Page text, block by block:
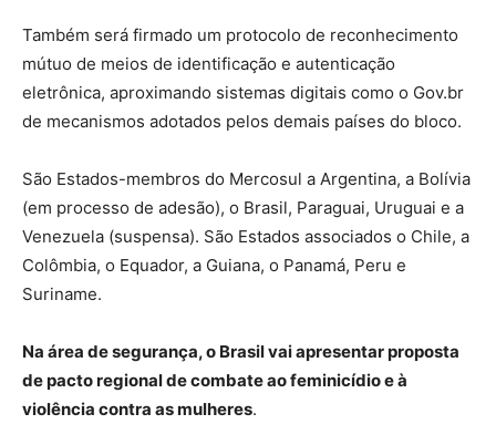
Também será firmado um protocolo de reconhecimento
mútuo de meios de identificação e autenticação
eletrônica, aproximando sistemas digitais como o Gov.br
de mecanismos adotados pelos demais países do bloco.
São Estados-membros do Mercosul a Argentina, a Bolívia
(em processo de adesão), o Brasil, Paraguai, Uruguai e a
Venezuela (suspensa). São Estados associados o Chile, a
Colômbia, o Equador, a Guiana, o Panamá, Peru e
Suriname.
Na área de segurança, o Brasil vai apresentar proposta
de pacto regional de combate ao feminicídio e à
violência contra as mulheres.